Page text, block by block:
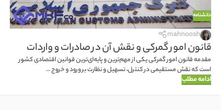
دانشنامه
mahnoosh
قانون امور گمرکی و نقش آن در صادرات و واردات
مقدمه قانون امور گمرکی یکی از مهم‌ترین و پایه‌ای‌ترین قوانین اقتصادی کشور
است که نقش مستقیمی در کنترل، تسهیل و نظارت بر ورود و خروج ...
ادامه مطلب